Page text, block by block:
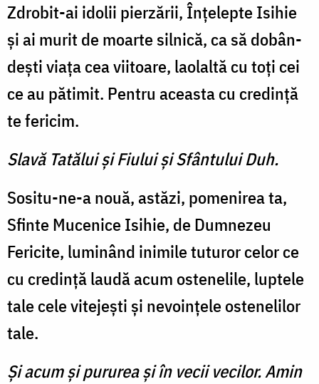
Zdrobit-ai idolii pierzării, Înţelepte Isihie
şi ai murit de moarte silnică, ca să dobân­
deşti viaţa cea viitoare, laolaltă cu toţi cei
ce au pătimit. Pentru aceasta cu credinţă
te fericim.
Slavă Tatălui şi Fiului şi Sfântului Duh.
Sositu-ne-a nouă, astăzi, po­menirea ta,
Sfinte Mucenice Isihie, de Dumnezeu
Fericite, luminând inimile tutu­ror celor ce
cu credinţă laudă acum ostenelile, luptele
tale cele vitejeşti şi nevoinţele oste­nelilor
tale.
Şi acum şi pururea şi în vecii vecilor. Amin